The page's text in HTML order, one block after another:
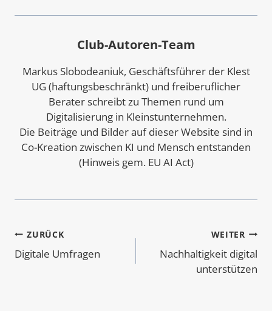
Club-Autoren-Team
Markus Slobodeaniuk, Geschäftsführer der Klest
UG (haftungsbeschränkt) und freiberuflicher
Berater schreibt zu Themen rund um
Digitalisierung in Kleinstunternehmen.
Die Beiträge und Bilder auf dieser Website sind in
Co-Kreation zwischen KI und Mensch entstanden
(Hinweis gem. EU AI Act)
Beitragsnavigation
ZURÜCK
Digitale Umfragen
WEITER
Nachhaltigkeit digital
unterstützen